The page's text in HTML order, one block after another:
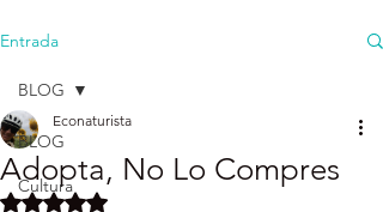
Entrada
BLOG
Cultura
BLOG
Adopta, No Lo Compres
Econaturista
Obtuvo NaN de 5 estrellas.